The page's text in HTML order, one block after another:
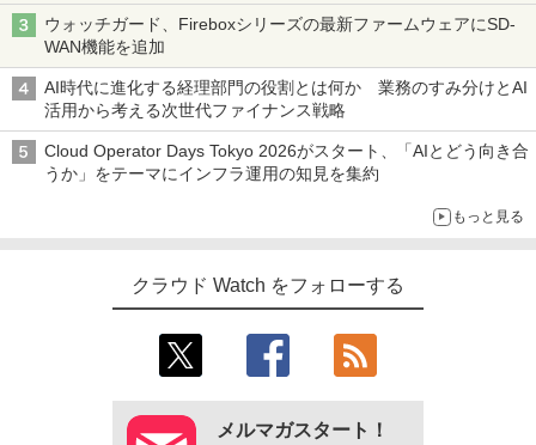
ウォッチガード、Fireboxシリーズの最新ファームウェアにSD-
WAN機能を追加
AI時代に進化する経理部門の役割とは何か 業務のすみ分けとAI
活用から考える次世代ファイナンス戦略
Cloud Operator Days Tokyo 2026がスタート、「AIとどう向き合
うか」をテーマにインフラ運用の知見を集約
もっと見る
クラウド Watch をフォローする
メルマガスタート！